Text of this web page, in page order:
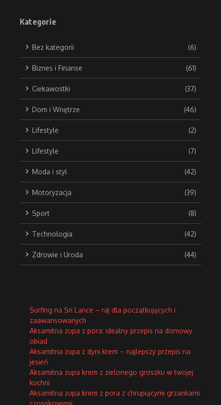
Kategorie
Bez kategorii (6)
Biznes i Finanse (61)
Ciekawostki (37)
Dom i Wnętrze (46)
Lifestyle (2)
Lifestyle (7)
Moda i styl (42)
Motoryzacja (39)
Sport (8)
Technologia (42)
Zdrowie i Uroda (44)
Surfing na Sri Lance – raj dla początkujących i
zaawansowanych
Aksamitna zupa z pora: idealny przepis na domowy
obiad
Aksamitna zupa z dyni krem – najlepszy przepis na
jesień
Aksamitna zupa krem z zielonego groszku w twojej
kuchni
Aksamitna zupa krem z pora z chrupiącymi grzankami
czosnkowymi